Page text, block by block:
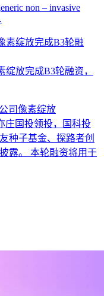
non – invasive
绽放完成B3轮融资，
司像素绽放
庄国投领投，国科投
种子基金、探路者创
露。 本轮融资将用于